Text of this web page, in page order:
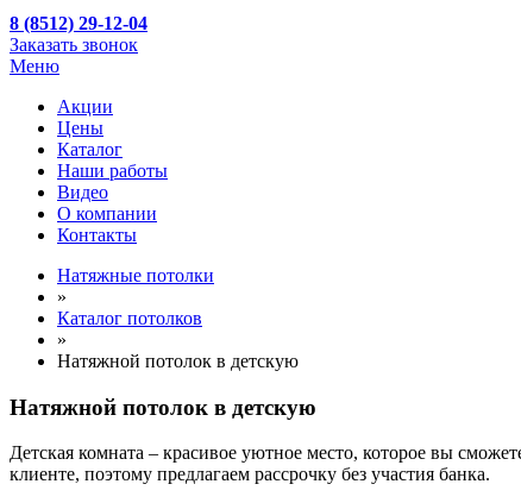
8 (8512) 29-12-04
Заказать звонок
Меню
Акции
Цены
Каталог
Наши работы
Видео
О компании
Контакты
Натяжные потолки
»
Каталог потолков
»
Натяжной потолок в детскую
Натяжной потолок в детскую
Детская комната – красивое уютное место, которое вы
клиенте, поэтому предлагаем рассрочку без участия банка.